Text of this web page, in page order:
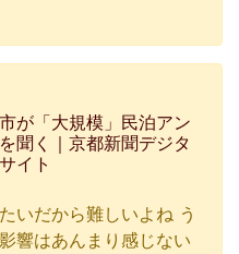
が「大規模」民泊アン
聞く｜京都新聞デジタ
イト
いだから難しいよね う
響はあんまり感じない